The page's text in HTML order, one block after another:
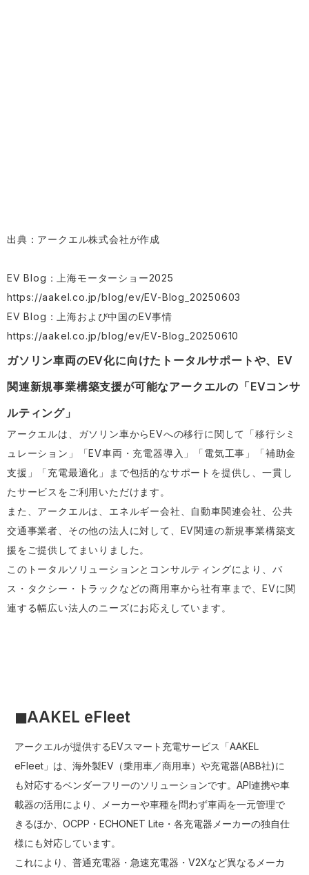
出典：アークエル株式会社が作成
EV Blog：上海モーターショー2025
https://aakel.co.jp/blog/ev/EV-Blog_20250603
EV Blog：上海および中国のEV事情
https://aakel.co.jp/blog/ev/EV-Blog_20250610
ガソリン車両のEV化に向けたトータルサポートや、EV
関連新規事業構築支援が可能なアークエルの「EVコンサ
ルティング」
アークエルは、ガソリン車からEVへの移行に関して「移行シミ
ュレーション」「EV車両・充電器導入」「電気工事」「補助金
支援」「充電最適化」まで包括的なサポートを提供し、一貫し
たサービスをご利用いただけます。
また、アークエルは、エネルギー会社、自動車関連会社、公共
交通事業者、その他の法人に対して、EV関連の新規事業構築支
援をご提供してまいりました。
このトータルソリューションとコンサルティングにより、バ
ス・タクシー・トラックなどの商用車から社有車まで、EVに関
連する幅広い法人のニーズにお応えしています。
◼︎AAKEL eFleet
アークエルが提供するEVスマート充電サービス「AAKEL
eFleet」は、海外製EV（乗用車／商用車）や充電器(ABB社)に
も対応するベンダーフリーのソリューションです。API連携や車
載器の活用により、メーカーや車種を問わず車両を一元管理で
きるほか、OCPP・ECHONET Lite・各充電器メーカーの独自仕
様にも対応しています。
これにより、普通充電器・急速充電器・V2Xなど異なるメーカ